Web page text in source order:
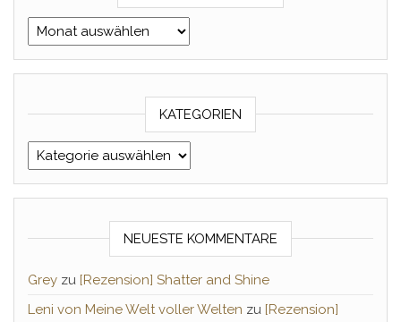
Archiv Monat/Jahr
KATEGORIEN
Kategorien
NEUESTE KOMMENTARE
Grey zu [Rezension] Shatter and Shine
Leni von Meine Welt voller Welten zu [Rezension]